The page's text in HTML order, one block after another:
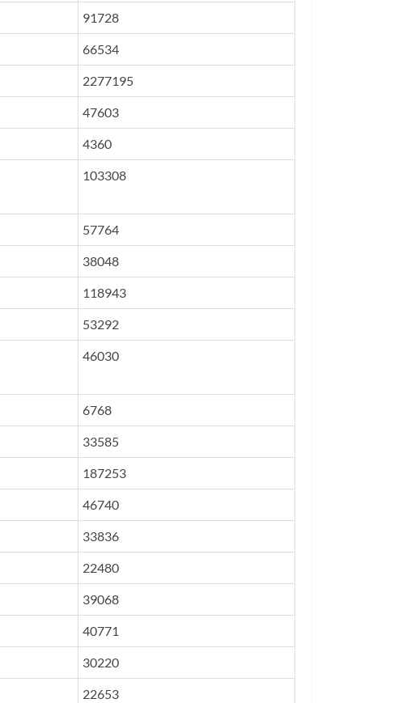
91728
66534
2277195
47603
4360
103308
57764
38048
118943
53292
46030
6768
33585
187253
46740
33836
22480
39068
40771
30220
22653